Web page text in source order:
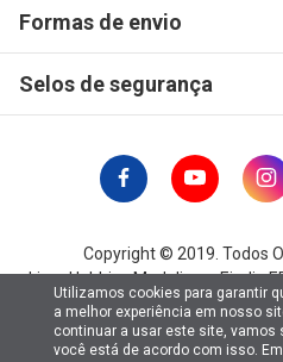
Formas de envio
Selos de segurança
Copyright © 2019. Todos
Lima Hobbies Modelismo Eireli -
Utilizamos cookies para garantir
a melhor experiência em nosso
continuar a usar este site, vamos
você está de acordo com isso.